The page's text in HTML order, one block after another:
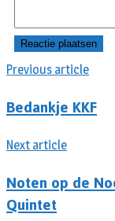
Previous article
Bedankje KKF
Next article
Noten op de
Quintet